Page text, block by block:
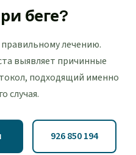
беге?
лечению.
выявляет причинные
подходящий именно
случая.
926 850 194